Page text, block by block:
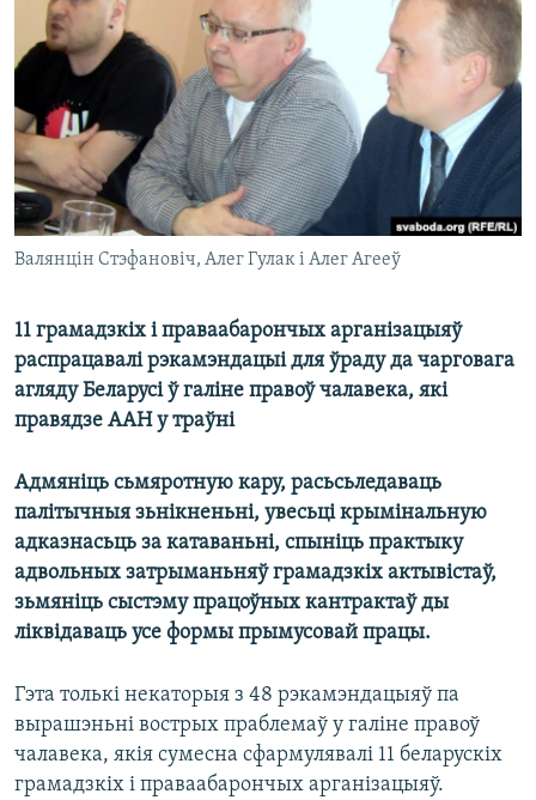
КАЛЯНДАР
НА ХВАЛЯХ СВАБОДЫ
Валянцін Стэфановіч, Алег Гулак і Алег Агееў
11 грамадзкіх і праваабарончых арганізацыяў
распрацавалі рэкамэндацыі для ўраду да чарговага
агляду Беларусі ў галіне правоў чалавека, які
правядзе ААН у траўні
Адмяніць сьмяротную кару, расьсьледаваць
палітычныя зьнікненьні, увесьці крымінальную
адказнасьць за катаваньні, спыніць практыку
адвольных затрыманьняў грамадзкіх актывістаў,
зьмяніць сыстэму працоўных кантрактаў ды
ліквідаваць усе формы прымусовай працы.
Гэта толькі некаторыя з 48 рэкамэндацыяў па
вырашэньні вострых праблемаў у галіне правоў
чалавека, якія сумесна сфармулявалі 11 беларускіх
грамадзкіх і праваабарончых арганізацыяў.